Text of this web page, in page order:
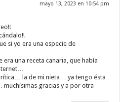
mayo 13, 2023 en 10:54 pm
si yo era una especie de
era una receta canaria, que había
la de mi nieta… ya tengo ésta
gracias y a por otra